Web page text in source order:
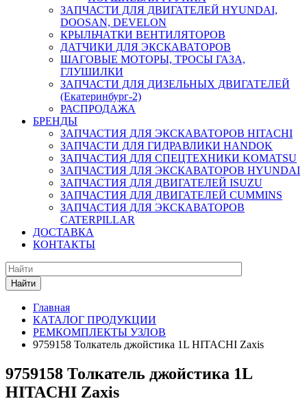
ЗАПЧАСТИ ДЛЯ ДВИГАТЕЛЕЙ HYUNDAI,
DOOSAN, DEVELON
КРЫЛЬЧАТКИ ВЕНТИЛЯТОРОВ
ДАТЧИКИ ДЛЯ ЭКСКАВАТОРОВ
ШАГОВЫЕ МОТОРЫ, ТРОСЫ ГАЗА,
ГЛУШИЛКИ
ЗАПЧАСТИ ДЛЯ ДИЗЕЛЬНЫХ ДВИГАТЕЛЕЙ
(Екатеринбург-2)
РАСПРОДАЖА
БРЕНДЫ
ЗАПЧАСТИЯ ДЛЯ ЭКСКАВАТОРОВ HITACHI
ЗАПЧАСТИ ДЛЯ ГИДРАВЛИКИ HANDOK
ЗАПЧАСТИЯ ДЛЯ СПЕЦТЕХНИКИ KOMATSU
ЗАПЧАСТИЯ ДЛЯ ЭКСКАВАТОРОВ HYUNDAI
ЗАПЧАСТИЯ ДЛЯ ДВИГАТЕЛЕЙ ISUZU
ЗАПЧАСТИЯ ДЛЯ ДВИГАТЕЛЕЙ CUMMINS
ЗАПЧАСТИЯ ДЛЯ ЭКСКАВАТОРОВ
CATERPILLAR
ДОСТАВКА
КОНТАКТЫ
Найти
Главная
КАТАЛОГ ПРОДУКЦИИ
РЕМКОМПЛЕКТЫ УЗЛОВ
9759158 Толкатель джойстика 1L HITACHI Zaxis
9759158 Толкатель джойстика 1L
HITACHI Zaxis